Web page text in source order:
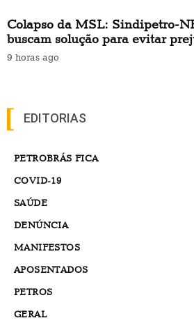
Colapso da MSL: Sindipetro-
buscam solução para evitar
9 horas ago
EDITORIAS
PETROBRÁS FICA
COVID-19
SAÚDE
DENÚNCIA
MANIFESTOS
APOSENTADOS
PETROS
GERAL